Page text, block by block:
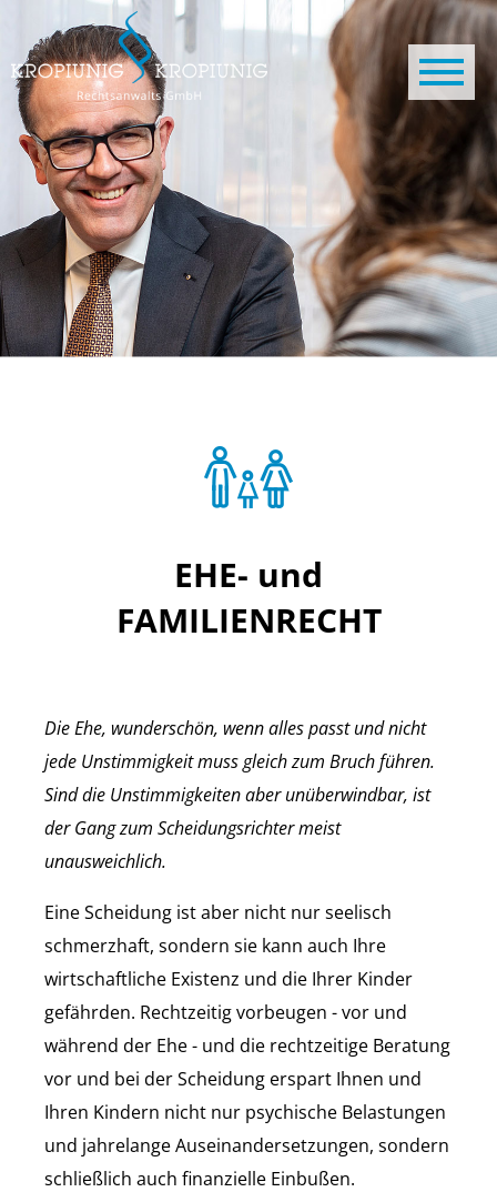
Direkt zum Inhalt
EHE- und
FAMILIENRECHT
Die Ehe, wunderschön, wenn alles passt und nicht
jede Unstimmigkeit muss gleich zum Bruch führen.
Sind die Unstimmigkeiten aber unüberwindbar, ist
der Gang zum Scheidungsrichter meist
unausweichlich.
Eine Scheidung ist aber nicht nur seelisch
schmerzhaft, sondern sie kann auch Ihre
wirtschaftliche Existenz und die Ihrer Kinder
gefährden. Rechtzeitig vorbeugen - vor und
während der Ehe - und die rechtzeitige Beratung
vor und bei der Scheidung erspart Ihnen und
Ihren Kindern nicht nur psychische Belastungen
und jahrelange Auseinandersetzungen, sondern
schließlich auch finanzielle Einbußen.